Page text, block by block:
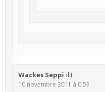
Wackes Seppi dit :
10 novembre 2011 à 0:59